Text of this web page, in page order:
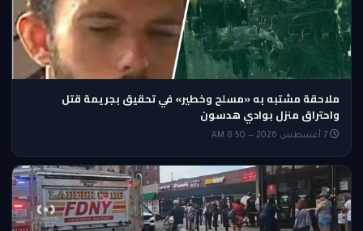
ملاحقة مشتبه به «مسلح وخطير» في تحقيق بجريمة قتل
واحتراق منزل بوادي هدسون